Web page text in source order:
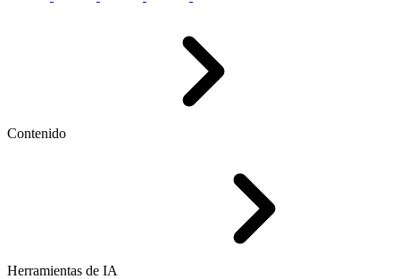
Contenido
Herramientas de IA